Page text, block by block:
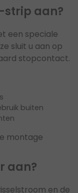
strip aan?
een speciale
sluit u aan op
stopcontact.
buiten
montage
aan?
en de